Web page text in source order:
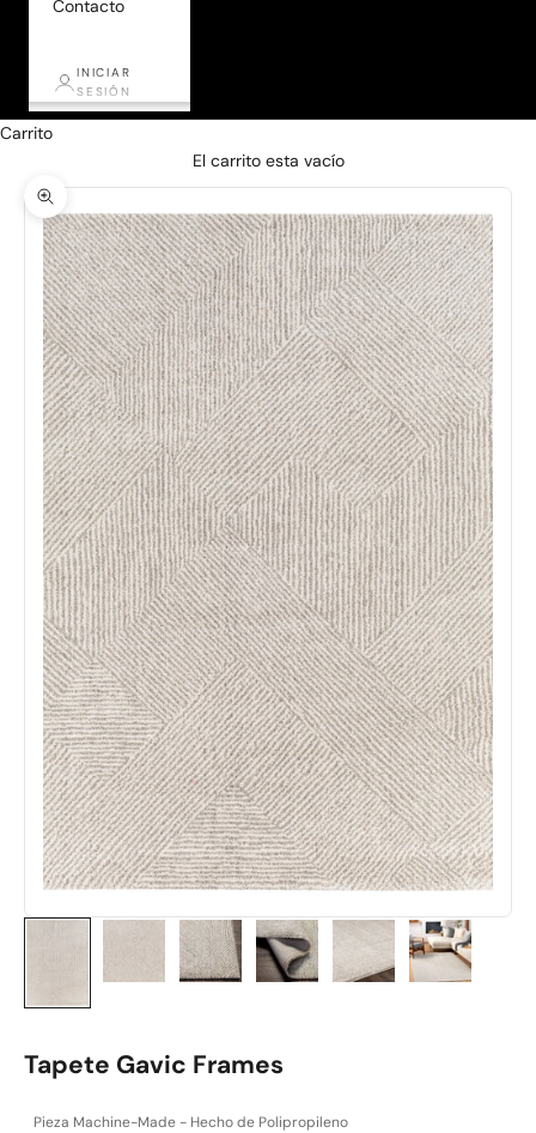
Contacto
INICIAR
SESIÓN
Carrito
El carrito esta vacío
Zoom
Tapete Gavic Frames
Pieza Machine-Made - Hecho de Polipropileno